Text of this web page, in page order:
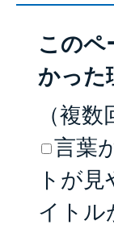
このペ
かった
（複数
言葉
トが
イトル